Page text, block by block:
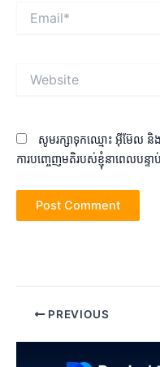
សូមរក្សាទុកឈ្មោះ អ៊ីម៊ែល និង
ការបញ្ចេញមតិរបស់ខ្ញុំនាពេលបន្ទា
Post PREVIOUS